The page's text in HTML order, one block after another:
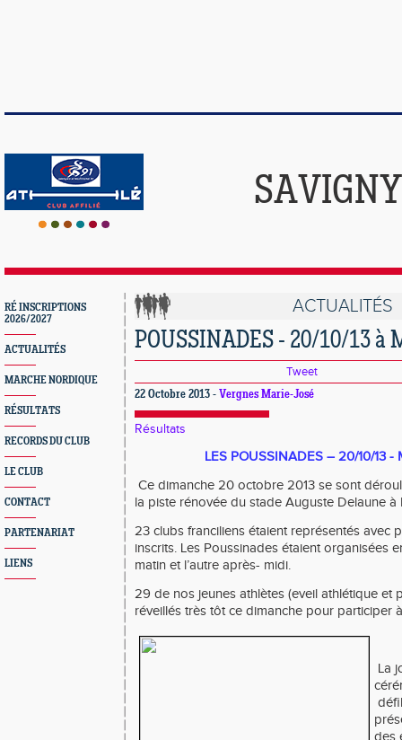
RÉ INSCRIPTIONS
2026/2027
ACTUALITÉS
MARCHE NORDIQUE
RÉSULTATS
RECORDS DU CLUB
LE CLUB
CONTACT
PARTENARIAT
LIENS
ACTUALITÉS
POUSSINADES - 20/10/13 à
Tweet
22 Octobre 2013 - Vergnes Marie-José
Résultats
LES POUSSINADES – 20/10/13 -
Ce dimanche 20 octobre 2013 se sont
la piste rénovée du stade Auguste Delaune à
23 clubs franciliens étaient représentés avec
inscrits. Les Poussinades étaient organisées
matin et l’autre après- midi.
29 de nos jeunes athlètes (eveil athlétique et
réveillés très tôt ce dimanche pour participer
La